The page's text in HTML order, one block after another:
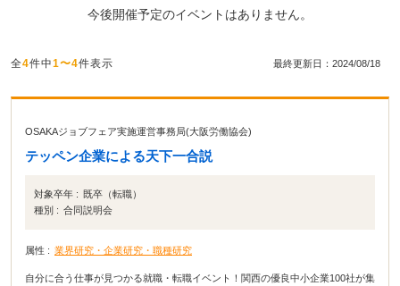
今後開催予定のイベントはありません。
全4件中1〜4件表示 最終更新日：2024/08/18
OSAKAジョブフェア実施運営事務局(大阪労働協会)
テッペン企業による天下一合説
対象卒年 : 既卒（転職）
種別 : 合同説明会
属性 : 業界研究・企業研究・職種研究
自分に合う仕事が見つかる就職・転職イベント！関西の優良中小企業100社が集